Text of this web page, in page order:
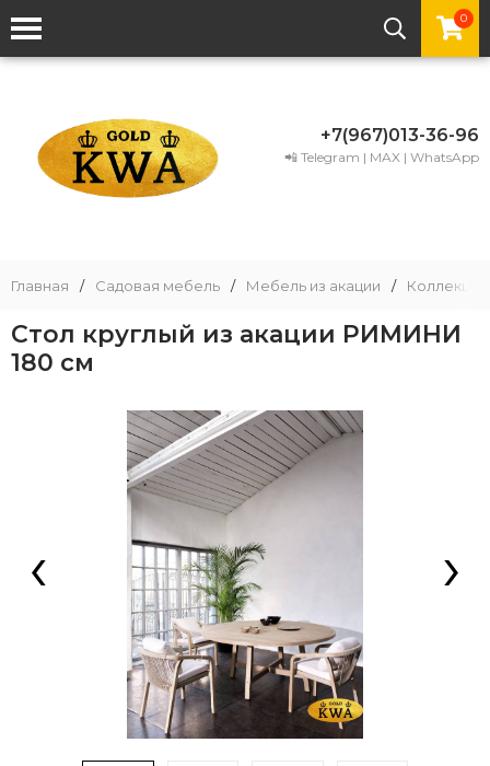
0
+7(967)013-36-96
📲 Telegram | MAX | WhatsApp
Главная / Садовая мебель / Мебель из акации /
Стол круглый из акации РИМИНИ
180 см
‹ ›